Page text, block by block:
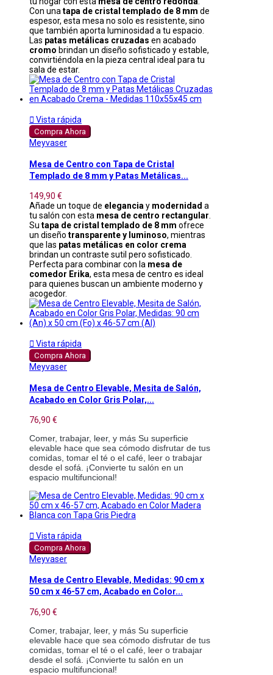
Con unatapa de cristal templado de 8 mm de
espesor, esta mesa no solo es resistente, sino
que también aporta luminosidad a tu espacio.
Las patas metálicas cruzadas en acabado
cromo brindan un diseño sofisticado y estable,
convirtiéndola en la pieza central ideal para tu
sala de estar.
 Vista rápida
Compra Ahora
Meyvaser
Mesa de Centro con Tapa de Cristal
Templado de 8 mm y Patas Metálicas...
149,90 €
Añade un toque de elegancia y modernidad a
tu salón con esta mesa de centro rectangular
Su tapa de cristal templado de 8 mm ofrece
un diseño transparente y luminoso, mientras
que las patas metálicas en color crema
brindan un contraste sutil pero sofisticado.
Perfecta para combinar con la mesa de
comedor Erika, esta mesa de centro es ideal
para quienes buscan un ambiente moderno y
acogedor.
 Vista rápida
Compra Ahora
Meyvaser
Mesa de Centro Elevable, Mesita de Salón,
Acabado en Color Gris Polar,...
76,90 €
Comer, trabajar, leer, y más Su superficie
elevable hace que sea cómodo disfrutar de tus
comidas, tomar el té o el café, leer o trabajar
desde el sofá. ¡Convierte tu salón en un
espacio multifuncional!
 Vista rápida
Compra Ahora
Meyvaser
Mesa de Centro Elevable, Medidas: 90 cm x
50 cm x 46-57 cm, Acabado en Color...
76,90 €
Comer, trabajar, leer, y más Su superficie
elevable hace que sea cómodo disfrutar de tus
comidas, tomar el té o el café, leer o trabajar
desde el sofá. ¡Convierte tu salón en un
espacio multifuncional!